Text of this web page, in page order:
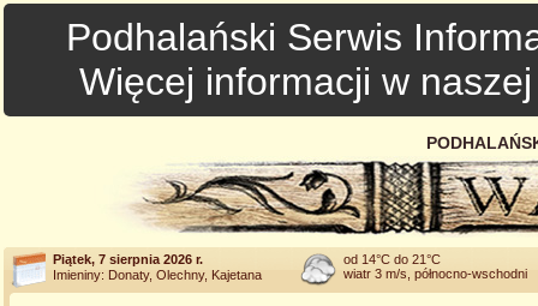
Podhalański Serwis
Więcej informacji w
Piątek, 7 sierpnia 2026 r.
Imieniny: Donaty, Olechny, Kajetana
od 14°C do 21°C
wiatr 3 m/s, północno-wschodni